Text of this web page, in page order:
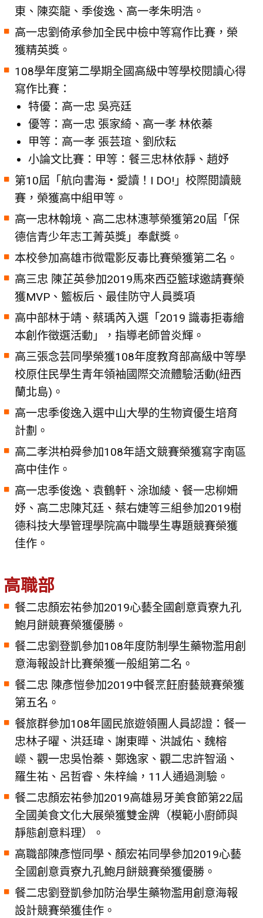
東、陳奕龍、季俊逸、高一孝朱明浩。
高一忠劉倚承參加全民中檢中等寫作比賽，榮
獲精英獎。
108學年度第二學期全國高級中等學校閱讀心得
寫作比賽：
特優：高一忠 吳亮廷
優等：高一忠 張家綺、高一孝 林依蓁
甲等：高一孝 張芸瑄、劉欣耘
小論文比賽：甲等：餐三忠林依靜、趙妤
第10屆「航向書海‧愛讀！I DO!」校際閱讀競
賽，榮獲高中組甲等。
高一忠林翰境、高二忠林潓葶榮獲第20屆「保
德信青少年志工菁英獎」奉獻獎。
本校參加高雄市微電影反毒比賽榮獲第二名。
高三忠 陳芷英參加2019馬來西亞籃球邀請賽榮
獲MVP、籃板后、最佳防守人員獎項
高中部林于靖、蔡瑀芮入選「2019 識毒拒毒繪
本創作徵選活動」，指導老師曾炎輝。
高三張念芸同學榮獲108年度教育部高級中等學
校原住民學生青年領袖國際交流體驗活動(紐西
蘭北島)。
高一忠季俊逸入選中山大學的生物資優生培育
計劃。
高二孝洪柏舜參加108年語文競賽榮獲寫字南區
高中佳作。
高一忠季俊逸、袁鶴軒、涂珈綾、餐一忠柳姍
妤、高二忠陳芃廷、蔡右婕等三組參加2019樹
德科技大學管理學院高中職學生專題競賽榮獲
佳作。
高職部
餐二忠顏宏祐參加2019心藝全國創意貢寮九孔
鮑月餅競賽榮獲優勝。
餐二忠劉登凱參加108年度防制學生藥物濫用創
意海報設計比賽榮獲一般組第二名。
餐二忠 陳彥愷參加2019中餐烹飪廚藝競賽榮獲
第五名。
餐旅群參加108年國民旅遊領團人員認證：餐一
忠林子曜、洪廷瑋、謝東曄、洪誠佑、魏榕
嶸、觀一忠吳怡蓁、鄭逸家、觀二忠許智涵、
羅生祐、呂哲睿、朱梓綸，11人通過測驗。
餐二忠顏宏祐參加2019高雄易牙美食節第22屆
全國美食文化大展榮獲雙金牌（模範小廚師與
靜態創意料理）。
高職部陳彥愷同學、顏宏祐同學參加2019心藝
全國創意貢寮九孔鮑月餅競賽榮獲優勝。
餐二忠劉登凱參加防治學生藥物濫用創意海報
設計競賽榮獲佳作。